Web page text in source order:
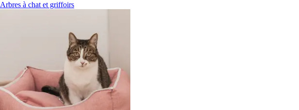
Arbres à chat et griffoirs